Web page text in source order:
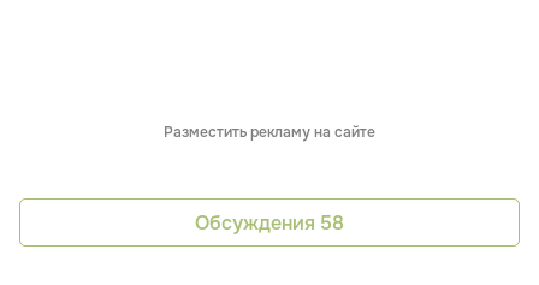
Разместить рекламу на сайте
Обсуждения 58